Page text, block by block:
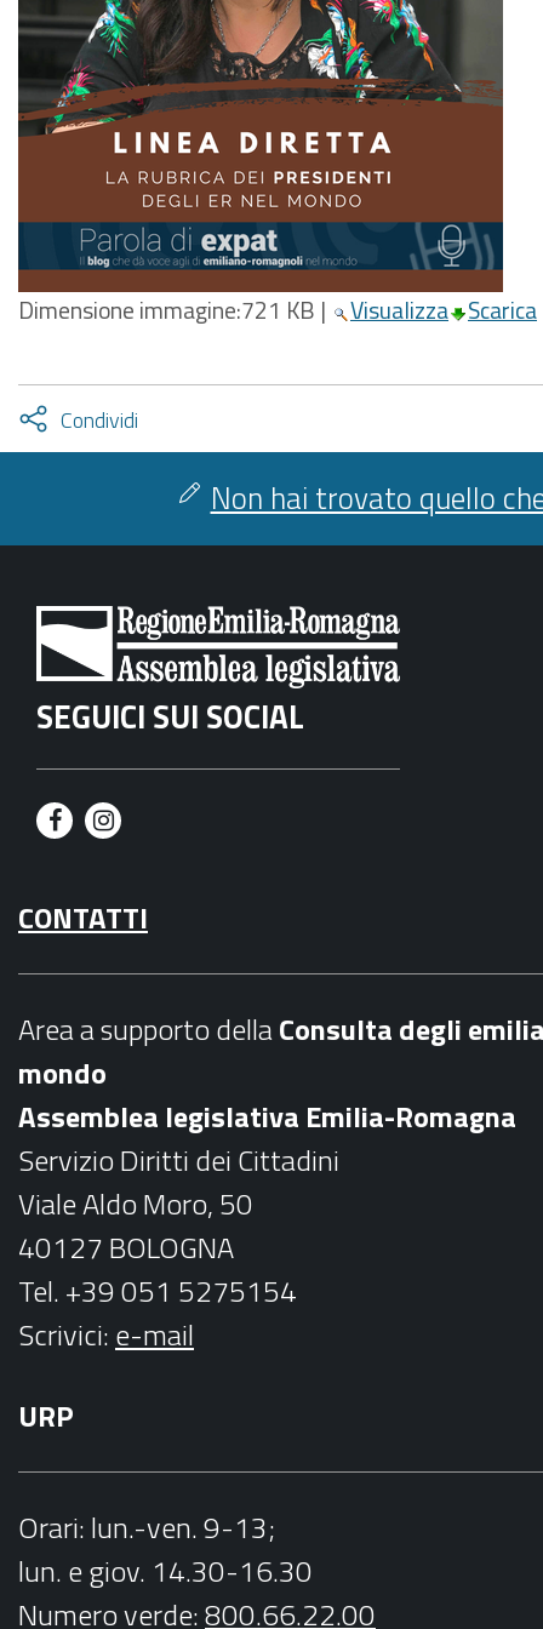
Dimensione immagine:721 KB | Visualizza Scarica
Condividi
facebook
twitter
Attiva
condividi
Non hai trovato quello
SEGUICI SUI SOCIAL
F
c
e
k
I
s
t
a
m
CONTATTI
Area a supporto dellaConsulta degli
mondo
Assemblea legislativa Emilia-Romagna
Servizio Diritti dei Cittadini
Viale Aldo Moro, 50
40127 BOLOGNA
Tel. +39 051 5275154
Scrivici:e-mail
URP
Orari: lun.-ven. 9-13;
lun. e giov. 14.30-16.30
Numero verde:800.66.22.00